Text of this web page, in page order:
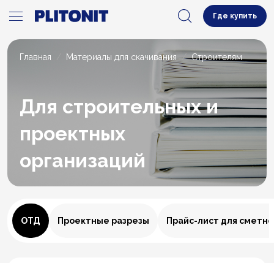
Где купить
Главная Материалы для скачивания Строителям
Для строительных и
проектных
организаций
ОТД Проектные разрезы Прайс-лист для